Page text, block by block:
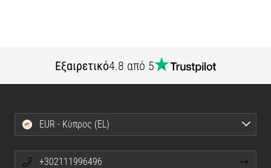
Εξαιρετικό4.8 από 5
EUR - Κύπρος (EL)
+302111996496